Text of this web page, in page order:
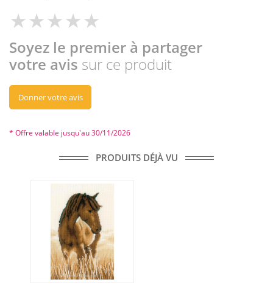
Soyez le premier à partager
votre avis sur ce produit
Donner votre avis
* Offre valable jusqu'au 30/11/2026
PRODUITS DÉJÀ VU